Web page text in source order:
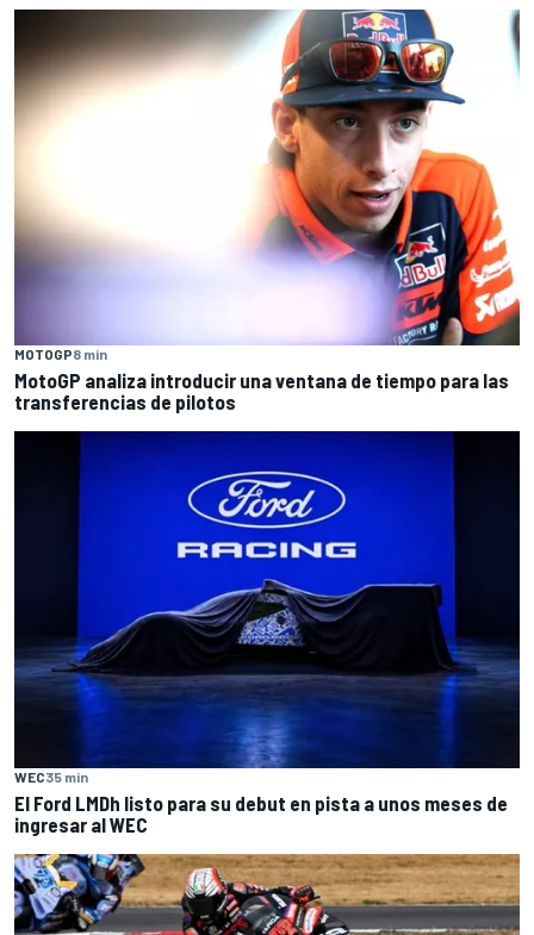
MOTOGP8 min
MotoGP analiza introducir una ventana de tiempo para las
transferencias de pilotos
WEC35 min
El Ford LMDh listo para su debut en pista a unos meses de
ingresar al WEC